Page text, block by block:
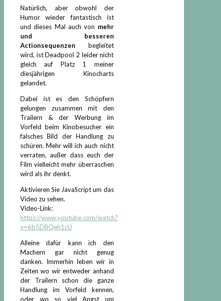
Natürlich, aber obwohl der
Humor wieder fantastisch ist
und dieses Mal auch von mehr
und besseren
Actionsequenzen begleitet
wird, ist Deadpool 2 leider nicht
gleich auf Platz 1 meiner
diesjährigen Kinocharts
gelandet.
Dabei ist es den Schöpfern
gelungen zusammen mit den
Trailern & der Werbung im
Vorfeld beim Kinobesucher ein
falsches Bild der Handlung zu
schüren. Mehr will ich auch nicht
verraten, außer dass euch der
Film vielleicht mehr überraschen
wird als ihr denkt.
Aktivieren Sie JavaScript um das
Video zu sehen.
Video-Link:
https://www.youtube.com/watch?
v=6b5DBQeh1cU
Alleine dafür kann ich den
Machern gar nicht genug
danken. Immerhin leben wir in
Zeiten wo wir entweder anhand
der Trailern schon die ganze
Handlung im Vorfeld kennen,
oder wo so viel Angst um